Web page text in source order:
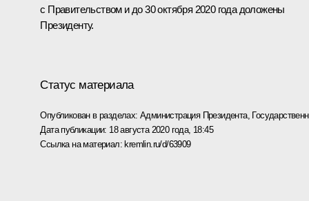
с Правительством и до 30 октября 2020 года доложены
Президенту.
Статус материала
Опубликован в разделах: Администрация Президента,
Дата публикации: 18 августа 2020 года, 18:45
Ссылка на материал: kremlin.ru/d/63909